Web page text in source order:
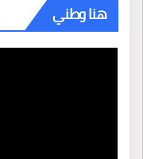
هنا وطني